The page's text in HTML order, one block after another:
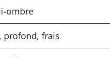
ombre
profond, frais